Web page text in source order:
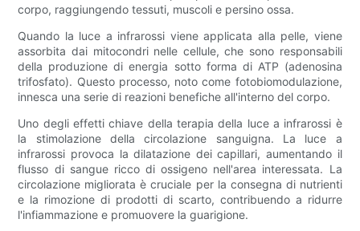
corpo, raggiungendo tessuti, muscoli e persino ossa.
Quando la luce a infrarossi viene applicata alla pelle, viene
assorbita dai mitocondri nelle cellule, che sono responsabili
della produzione di energia sotto forma di ATP (adenosina
trifosfato). Questo processo, noto come fotobiomodulazione,
innesca una serie di reazioni benefiche all'interno del corpo.
Uno degli effetti chiave della terapia della luce a infrarossi è
la stimolazione della circolazione sanguigna. La luce a
infrarossi provoca la dilatazione dei capillari, aumentando il
flusso di sangue ricco di ossigeno nell'area interessata. La
circolazione migliorata è cruciale per la consegna di nutrienti
e la rimozione di prodotti di scarto, contribuendo a ridurre
l'infiammazione e promuovere la guarigione.